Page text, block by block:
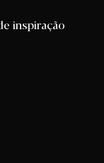
inspiração